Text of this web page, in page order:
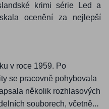
krimi série Led a
ocenění za nejlepší
v roce 1959. Po
se pracovně pohybovala
několik rozhlasových
souborech, včetně